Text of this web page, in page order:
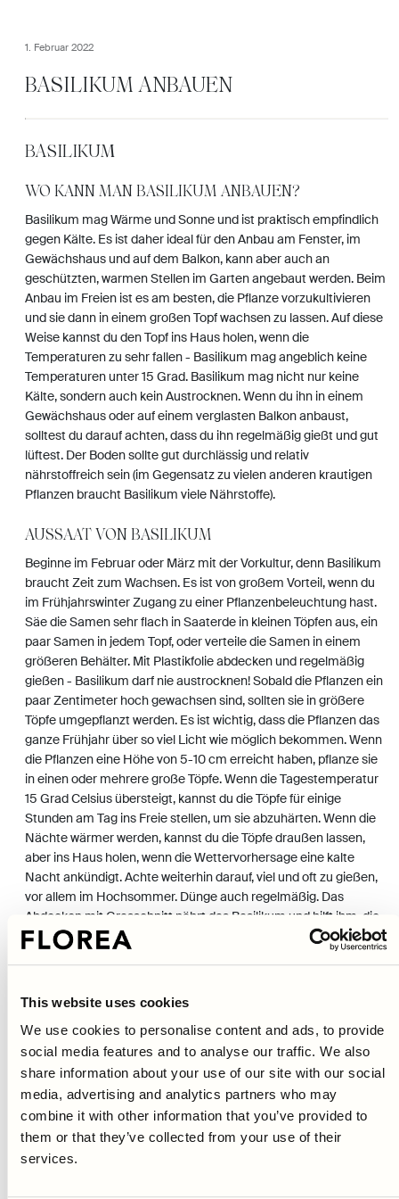
This website uses cookies
We use cookies to personalise content and ads, to provide
social media features and to analyse our traffic. We also
share information about your use of our site with our social
media, advertising and analytics partners who may
combine it with other information that you’ve provided to
them or that they’ve collected from your use of their
services.
1. Februar 2022
BASILIKUM ANBAUEN
BASILIKUM
WO KANN MAN BASILIKUM ANBAUEN?
Basilikum mag Wärme und Sonne und ist praktisch empfindlich
gegen Kälte. Es ist daher ideal für den Anbau am Fenster, im
Gewächshaus und auf dem Balkon, kann aber auch an
geschützten, warmen Stellen im Garten angebaut werden. Beim
Anbau im Freien ist es am besten, die Pflanze vorzukultivieren
und sie dann in einem großen Topf wachsen zu lassen. Auf diese
Weise kannst du den Topf ins Haus holen, wenn die
Temperaturen zu sehr fallen - Basilikum mag angeblich keine
Temperaturen unter 15 Grad. Basilikum mag nicht nur keine
Kälte, sondern auch kein Austrocknen. Wenn du ihn in einem
Gewächshaus oder auf einem verglasten Balkon anbaust,
solltest du darauf achten, dass du ihn regelmäßig gießt und gut
lüftest. Der Boden sollte gut durchlässig und relativ
nährstoffreich sein (im Gegensatz zu vielen anderen krautigen
Pflanzen braucht Basilikum viele Nährstoffe).
AUSSAAT VON BASILIKUM
Beginne im Februar oder März mit der Vorkultur, denn Basilikum
braucht Zeit zum Wachsen. Es ist von großem Vorteil, wenn du
im Frühjahrswinter Zugang zu einer Pflanzenbeleuchtung hast.
Säe die Samen sehr flach in Saaterde in kleinen Töpfen aus, ein
paar Samen in jedem Topf, oder verteile die Samen in einem
größeren Behälter. Mit Plastikfolie abdecken und regelmäßig
gießen - Basilikum darf nie austrocknen! Sobald die Pflanzen ein
paar Zentimeter hoch gewachsen sind, sollten sie in größere
Töpfe umgepflanzt werden. Es ist wichtig, dass die Pflanzen das
ganze Frühjahr über so viel Licht wie möglich bekommen. Wenn
die Pflanzen eine Höhe von 5-10 cm erreicht haben, pflanze sie
in einen oder mehrere große Töpfe. Wenn die Tagestemperatur
15 Grad Celsius übersteigt, kannst du die Töpfe für einige
Stunden am Tag ins Freie stellen, um sie abzuhärten. Wenn die
Nächte wärmer werden, kannst du die Töpfe draußen lassen,
aber ins Haus holen, wenn die Wettervorhersage eine kalte
Nacht ankündigt. Achte weiterhin darauf, viel und oft zu gießen,
vor allem im Hochsommer. Dünge auch regelmäßig. Das
Abdecken mit Grasschnitt nährt das Basilikum und hilft ihm, die
Feuchtigkeit zu speichern.
Ernte von oben, indem du oberhalb eines Blattpaares
abschneidest. Lass immer mindestens zwei Blattpaare am
Stängel - dann treibt die Pflanze neue Triebe und du kannst in
Zukunft noch mehr ernten. Außerdem wird so verhindert, dass
die Pflanzen blühen und an Aroma verlieren. Wenn du mehr
Basilikum erntest, als du auf einmal essen kannst, kannst du es
einfrieren. Lege es in Beutel, entziehe ihnen so viel Luft wie
möglich und lege diese dann in den Gefrierschrank.